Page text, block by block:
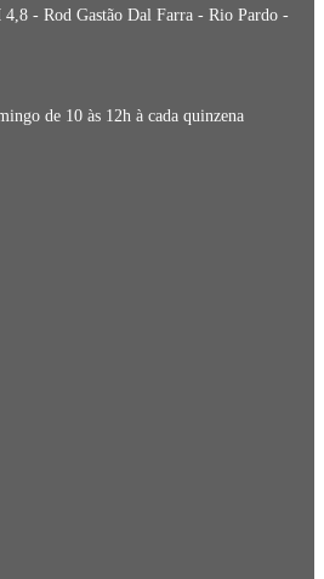
- Rod Gastão Dal Farra - Rio Pardo -
de 10 às 12h à cada quinzena